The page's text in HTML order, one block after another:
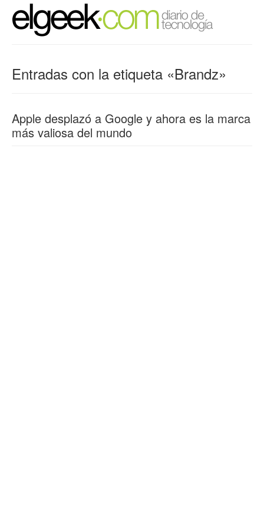
Entradas con la etiqueta «Brandz»
Apple desplazó a Google y ahora es la marca
más valiosa del mundo